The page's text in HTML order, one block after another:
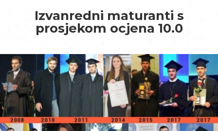
Izvanredni maturanti s
prosjekom ocjena 10.0